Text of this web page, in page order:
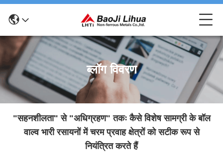
ब्लॉग विवरण
"सहनशीलता" से "अधिग्रहण" तकः कैसे विशेष सामग्री के बॉल
वाल्व भारी रसायनों में चरम प्रवाह क्षेत्रों को सटीक रूप से
नियंत्रित करते हैं